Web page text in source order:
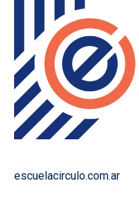
escuelacirculo.com.ar